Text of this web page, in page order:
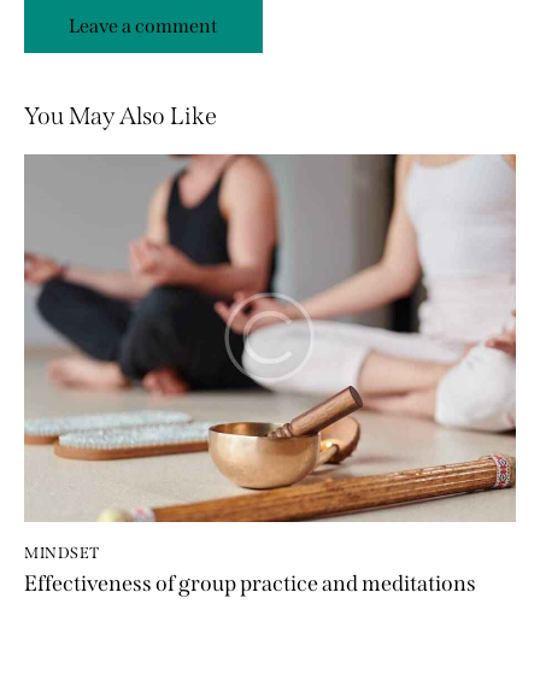
You May Also Like
MINDSET
Effectiveness of group practice and meditations